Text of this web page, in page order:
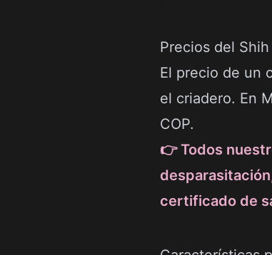
Precios del
El precio de un
el criadero. En
COP.
👉 Todos
certificado de